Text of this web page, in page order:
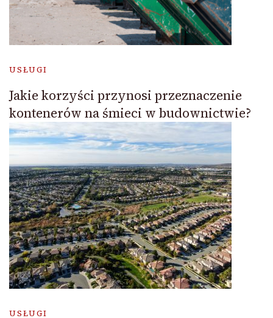
USŁUGI
Jakie korzyści przynosi przeznaczenie
kontenerów na śmieci w budownictwie?
USŁUGI